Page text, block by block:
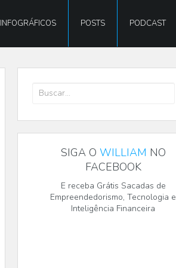
INFOGRÁFICOS POSTS PODCAST
SIGA O WILLIAM NO
FACEBOOK
E receba Grátis Sacadas de
Empreendedorismo, Tecnologia e
Inteligência Financeira